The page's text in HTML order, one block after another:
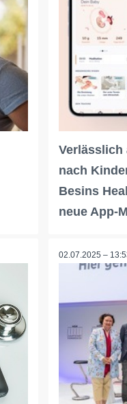
Verlässlich
nach
Besins
neue App-
02.07.2025 –